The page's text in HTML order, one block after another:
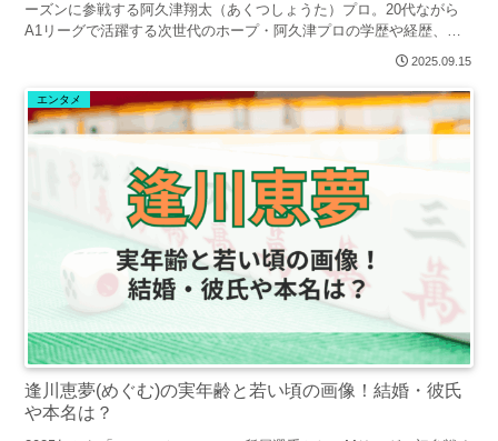
ーズンに参戦する阿久津翔太（あくつしょうた）プロ。20代ながら
A1リーグで活躍する次世代のホープ・阿久津プロの学歴や経歴、プ
2025.09.15
エンタメ
逢川恵夢(めぐむ)の実年齢と若い頃の画像！結婚・彼氏
や本名は？